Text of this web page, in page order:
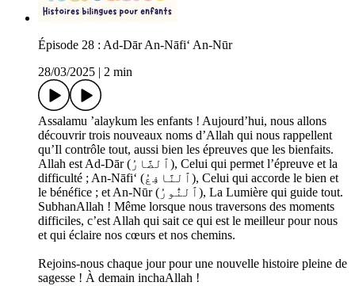
Épisode 28 : Ad-Dār An-Nāfi‘ An-Nūr
28/03/2025
2 min
Assalamu ’alaykum les enfants ! Aujourd’hui, nous allons
découvrir trois nouveaux noms d’Allah qui nous rappellent
qu’Il contrôle tout, aussi bien les épreuves que les bienfaits.
Allah est Ad-Dār (ٱلضَّارُ), Celui qui permet l’épreuve et la
difficulté ; An-Nāfi‘ (ٱلنَّافِعُ), Celui qui accorde le bien et
le bénéfice ; et An-Nūr (ٱلنُّورُ), La Lumière qui guide tout.
SubhanAllah ! Même lorsque nous traversons des moments
difficiles, c’est Allah qui sait ce qui est le meilleur pour nous
et qui éclaire nos cœurs et nos chemins.
Rejoins-nous chaque jour pour une nouvelle histoire pleine de
sagesse ! À demain inchaAllah !